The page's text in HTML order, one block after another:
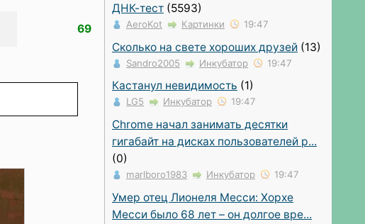
69
ДНК-тест (5593)
AeroKot Картинки 19:47
Сколько на свете хороших друзей (13)
Sandro2005 Инкубатор 19:47
Кастанул невидимость (1)
LG5 Инкубатор 19:47
Chrome начал занимать десятки
гигабайт на дисках пользователей р...
(0)
marlboro1983 Инкубатор 19:47
Умер отец Лионеля Месси: Хорхе
Месси было 68 лет – он долгое вре...